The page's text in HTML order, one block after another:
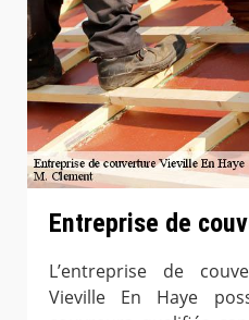
Entreprise de
L’entreprise de
Vieville En Haye